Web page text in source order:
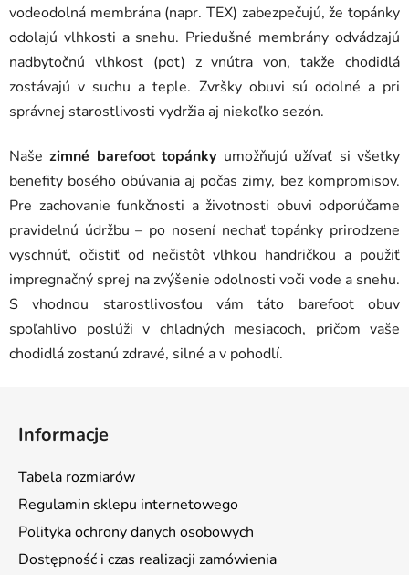
vodeodolná membrána (napr. TEX) zabezpečujú, že topánky
odolajú vlhkosti a snehu. Priedušné membrány odvádzajú
nadbytočnú vlhkosť (pot) z vnútra von, takže chodidlá
zostávajú v suchu a teple. Zvršky obuvi sú odolné a pri
správnej starostlivosti vydržia aj niekoľko sezón.
Našezimné barefoot topánky umožňujú užívať si všetky
benefity bosého obúvania aj počas zimy, bez kompromisov.
Pre zachovanie funkčnosti a životnosti obuvi odporúčame
pravidelnú údržbu – po nosení nechať topánky prirodzene
vyschnúť, očistiť od nečistôt vlhkou handričkou a použiť
impregnačný sprej na zvýšenie odolnosti voči vode a snehu.
S vhodnou starostlivosťou vám táto barefoot obuv
spoľahlivo poslúži v chladných mesiacoch, pričom vaše
chodidlá zostanú zdravé, silné a v pohodlí.
Informacje
Tabela rozmiarów
Regulamin sklepu internetowego
Polityka ochrony danych osobowych
Dostępność i czas realizacji zamówienia